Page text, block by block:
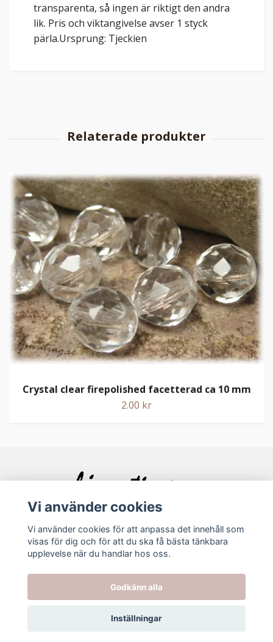
transparenta, så ingen är riktigt den andra
lik. Pris och viktangivelse avser 1 styck
pärla.Ursprung: Tjeckien
Crystal clear firepolished facetterad ca 10 mm
2.00 kr
Bolagsinfo
Köpvillkor
Vi använder cookies
Vi använder cookies för att anpassa det innehåll som
visas för dig och för att du ska få bästa tänkbara
upplevelse när du handlar hos oss.
Godkänn alla
Inställningar